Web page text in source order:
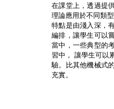
在課堂上，透過提
理論應用於不同類
特點是由淺入深，
編排，讓學生可以
當中，一些典型的
習中， 讓學生可以
驗。比其他機械式
充實。